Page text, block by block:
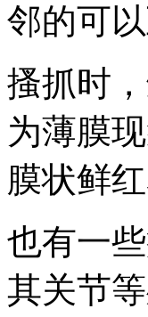
邻的可
搔抓时
为薄膜
膜状鲜
也有一
其关节